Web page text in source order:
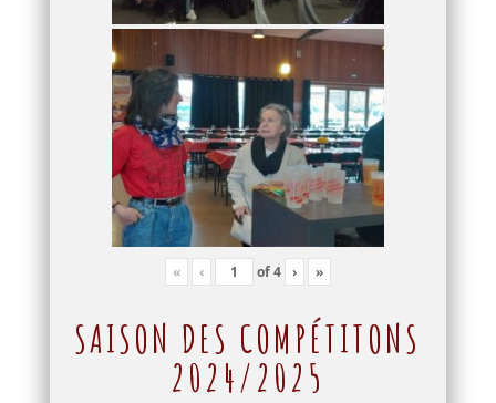
« ‹ of4 › »
SAISON DES COMPÉTITONS
2024/2025